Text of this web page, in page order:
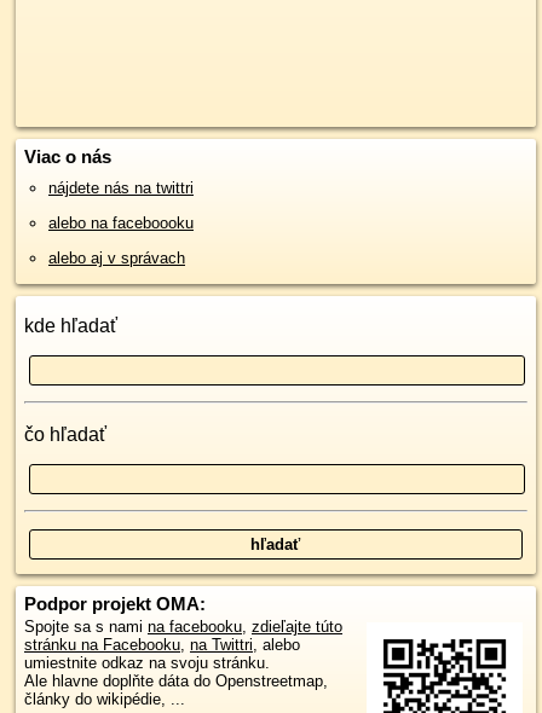
Viac o nás
nájdete nás na twittri
alebo na faceboooku
alebo aj v správach
kde hľadať
čo hľadať
Podpor projekt OMA:
Spojte sa s nami na facebooku, zdieľajte túto
stránku na Facebooku, na Twittri, alebo
umiestnite odkaz na svoju stránku.
Ale hlavne doplňte dáta do Openstreetmap,
články do wikipédie, ...